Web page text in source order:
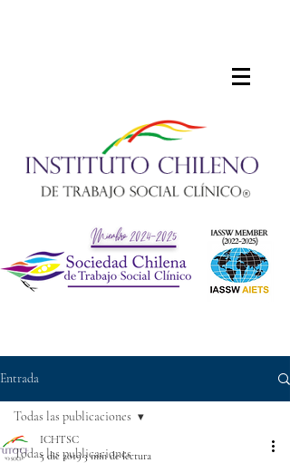
Entrada
Todas las publicaciones
Todas las publicaciones
ICHTSC
5 dic 20193 min de lectura